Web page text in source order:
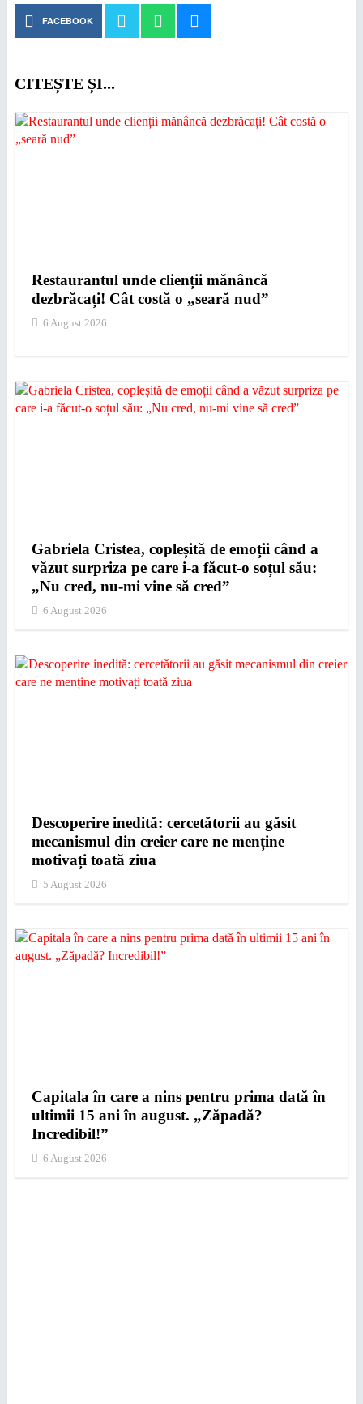
FACEBOOK
CITEȘTE ȘI...
Restaurantul unde clienții mănâncă
dezbrăcați! Cât costă o „seară nud”
6 August 2026
Gabriela Cristea, copleșită de emoții când a
văzut surpriza pe care i-a făcut-o soțul său:
„Nu cred, nu-mi vine să cred”
6 August 2026
Descoperire inedită: cercetătorii au găsit
mecanismul din creier care ne menține
motivați toată ziua
5 August 2026
Capitala în care a nins pentru prima dată în
ultimii 15 ani în august. „Zăpadă?
Incredibil!”
6 August 2026